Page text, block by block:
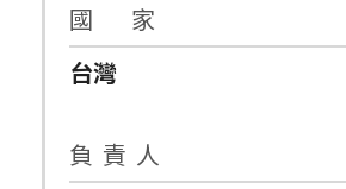
國 家
台灣
負 責 人